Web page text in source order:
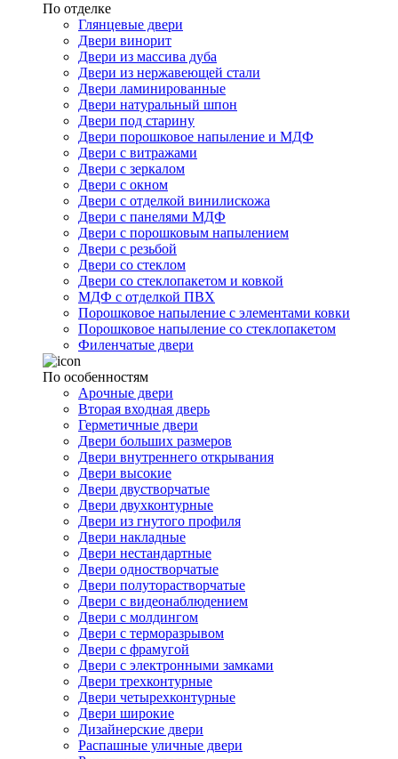
По отделке
Глянцевые двери
Двери винорит
Двери из массива дуба
Двери из нержавеющей стали
Двери ламинированные
Двери натуральный шпон
Двери под старину
Двери порошковое напыление и МДФ
Двери с витражами
Двери с зеркалом
Двери с окном
Двери с отделкой винилискожа
Двери с панелями МДФ
Двери с порошковым напылением
Двери с резьбой
Двери со стеклом
Двери со стеклопакетом и ковкой
МДФ с отделкой ПВХ
Порошковое напыление с элементами ковки
Порошковое напыление со стеклопакетом
Филенчатые двери
По особенностям
Арочные двери
Вторая входная дверь
Герметичные двери
Двери больших размеров
Двери внутреннего открывания
Двери высокие
Двери двустворчатые
Двери двухконтурные
Двери из гнутого профиля
Двери накладные
Двери нестандартные
Двери одностворчатые
Двери полуторастворчатые
Двери с видеонаблюдением
Двери с молдингом
Двери с терморазрывом
Двери с фрамугой
Двери с электронными замками
Двери трехконтурные
Двери четырехконтурные
Двери широкие
Дизайнерские двери
Распашные уличные двери